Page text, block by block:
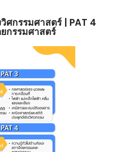
ศกรรมศาสตร์ | PAT 4
กรรมศาสตร์